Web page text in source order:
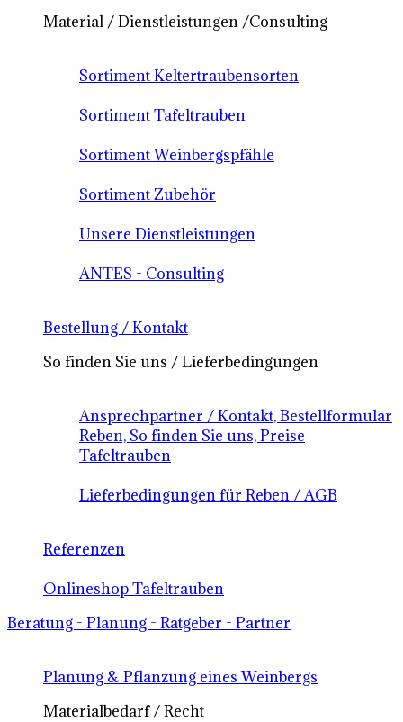
Material / Dienstleistungen /Consulting
Sortiment Keltertraubensorten
Sortiment Tafeltrauben
Sortiment Weinbergspfähle
Sortiment Zubehör
Unsere Dienstleistungen
ANTES - Consulting
Bestellung / Kontakt
So finden Sie uns / Lieferbedingungen
Ansprechpartner / Kontakt, Bestellformular
Reben, So finden Sie uns, Preise
Tafeltrauben
Lieferbedingungen für Reben / AGB
Referenzen
Onlineshop Tafeltrauben
Beratung - Planung - Ratgeber - Partner
Planung & Pflanzung eines Weinbergs
Materialbedarf / Recht